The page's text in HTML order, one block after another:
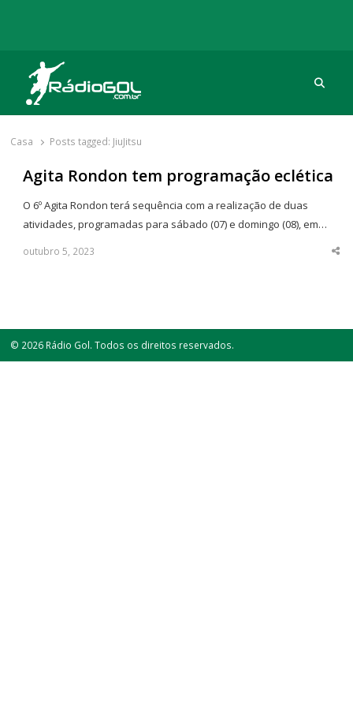
Rádio Gol
Há mais de 20 anos com as melhores coberturas
Casa Posts tagged: JiuJitsu
Agita Rondon tem programação eclética
O 6º Agita Rondon terá sequência com a realização de duas
atividades, programadas para sábado (07) e domingo (08), em…
outubro 5, 2023
© 2026 Rádio Gol. Todos os direitos reservados.